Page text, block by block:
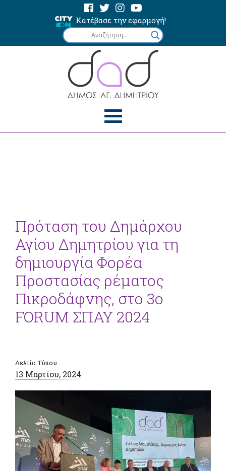
Κατέβασε την εφαρμογή!
Πρόταση του Δημάρχου
Αγίου Δημητρίου για τη
δημιουργία Φορέα
Προστασίας ρέματος
Πικροδάφνης, στο 3ο
FORUM ΣΠΑΥ 2024
Δελτίο Τύπου
13 Μαρτίου, 2024